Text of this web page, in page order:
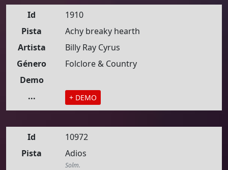
Id
1910
Pista
Achy breaky hearth
Artista
Billy Ray Cyrus
Género
Folclore & Country
Demo
...
+ DEMO
Id
10972
Pista
Adios
Solm.